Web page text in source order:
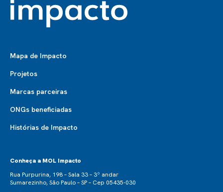
Mapa de Impacto
Projetos
Marcas parceiras
ONGs beneficiadas
Histórias de Impacto
Conheça a MOL Impacto
Rua Purpurina, 198 – Sala 33 – 3º andar
Sumarezinho, São Paulo – SP – Cep 05435-030